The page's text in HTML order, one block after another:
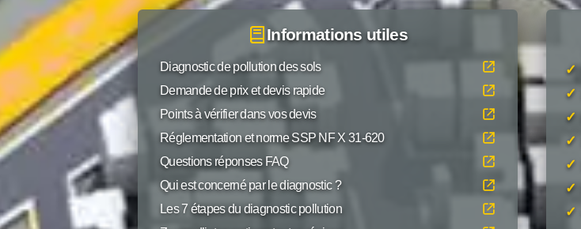
Informations utiles
Diagnostic de pollution des sols
Demande de prix et devis rapide
Points à vérifier dans vos devis
Réglementation et norme SSP NF X 31-620
Questions réponses FAQ
Qui est concerné par le diagnostic ?
Les 7 étapes du diagnostic pollution
✓
✓
✓
✓
✓
✓
✓